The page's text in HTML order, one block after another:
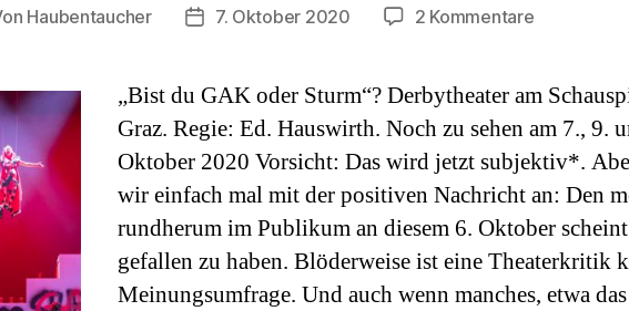
Haubentaucher Veröffentlichungsdatum
7. Oktober 2020 2 Kommentarezu
Theater
oder
Fußball?
„Bist du GAK oder Sturm“? Derbytheater am
Graz. Regie: Ed. Hauswirth. Noch zu sehen am 7., 9.
Oktober 2020 Vorsicht: Das wird jetzt subjektiv*.
wir einfach mal mit der positiven Nachricht an: Den
rundherum im Publikum an diesem 6. Oktober
gefallen zu haben. Blöderweise ist eine Theaterkritik
Meinungsumfrage. Und auch wenn manches, etwa das